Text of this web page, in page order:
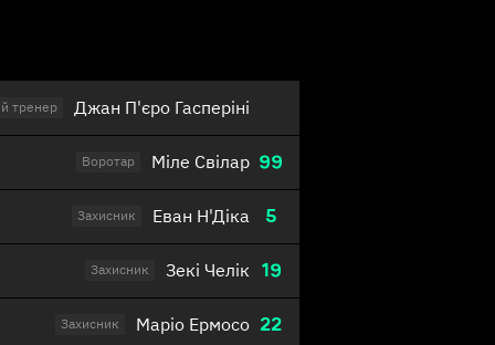
Джан П'єро Гасперіні
тренер
99
Міле Свілар
Воротар
5
Еван Н'Діка
Захисник
19
Зекі Челік
Захисник
22
Маріо Ермосо
Захисник